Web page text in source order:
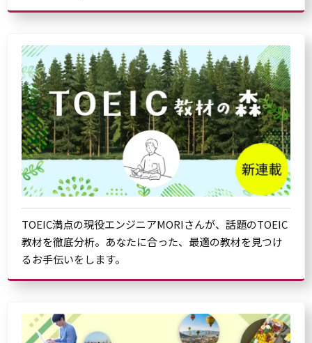
TOEIC満点の現役エンジニアMORIさんが、話題のTOEIC
教材を徹底分析。あなたに合った、最適の教材を見つけ
るお手伝いをします。